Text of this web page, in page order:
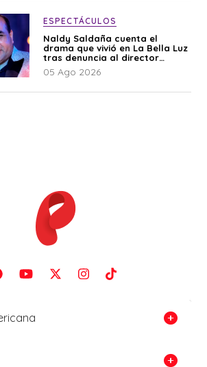
ESPECTÁCULOS
Naldy Saldaña cuenta el
drama que vivió en La Bella Luz
tras denuncia al director
musical: “No me parece justo”
05 Ago 2026